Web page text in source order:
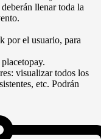
llenar toda la
por el usuario, para
visualizar todos los
etc. Podrán